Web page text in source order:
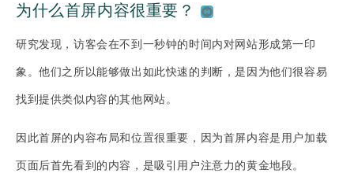
为什么首屏内容很重要？
研究发现，访客会在不到一秒钟的时间内对网站形成第一印
象。他们之所以能够做出如此快速的判断，是因为他们很容易
找到提供类似内容的其他网站。
因此首屏的内容布局和位置很重要，因为首屏内容是用户加载
页面后首先看到的内容，是吸引用户注意力的黄金地段。